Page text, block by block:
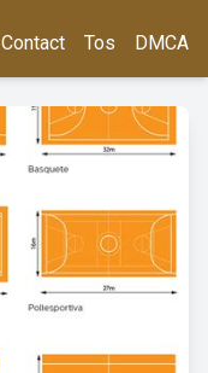
Contact Tos DMCA